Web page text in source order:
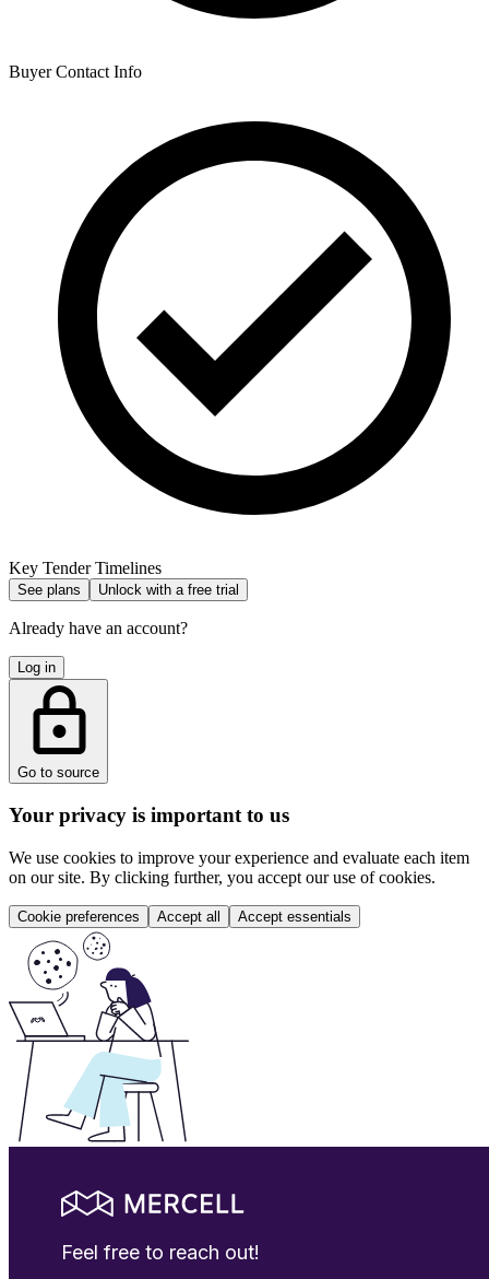
Buyer Contact Info
Key Tender Timelines
See plans Unlock with a free trial
Already have an account?
Log in
Go to source
Your privacy is important to us
We use cookies to improve your experience and evaluate each item
on our site. By clicking further, you accept our use of cookies.
Cookie preferences Accept all Accept essentials
Feel free to reach out!